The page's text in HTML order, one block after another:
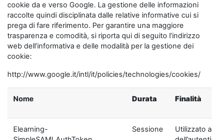
cookie da e verso Google. La gestione delle informazioni
raccolte quindi disciplinata dalle relative informative cui si
prega di fare riferimento. Per garantire una maggiore
trasparenza e comodità, si riporta qui di seguito l’indirizzo
web dell’informativa e delle modalità per la gestione dei
cookie:
http://www.google.it/intl/it/policies/technologies/cookies/
Nome Durata Finalità
Elearning-
Sessione
Utilizzato ai